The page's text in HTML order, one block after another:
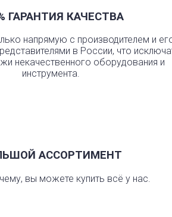
ГАРАНТИЯ КАЧЕСТВА
напрямую с производителем и
в России, что
некачественного оборудования и
инструмента.
АССОРТИМЕНТ
вы можете купить всё у нас.